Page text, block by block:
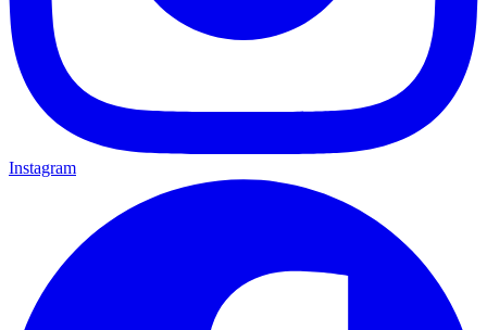
Instagram